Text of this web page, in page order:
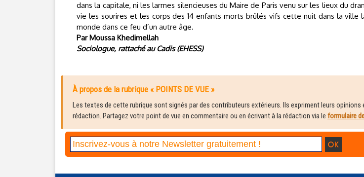
dans la capitale, ni les larmes silencieuses du Maire de Paris venu sur les lieux du
vie les sourires et les corps des 14 enfants morts brûlés vifs cette nuit dans la ville
monde dans ce feu d’un autre âge.
Par Moussa Khedimellah
Sociologue, rattaché au Cadis (EHESS)
À propos de la rubrique « POINTS DE VUE »
Les textes de cette rubrique sont signés par des contributeurs extérieurs. Ils expriment leurs opinions
rédaction. Partagez votre point de vue en commentaire ou en écrivant à la rédaction via le formulaire